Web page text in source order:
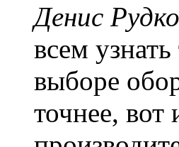
Денис
всем
выборе
точнее, вот